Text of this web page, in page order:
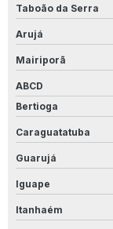
Produto Para
Produto Para
Produto Para
Produto Para
Produto Para
Produto Para
Produto Para
Taboão da Serra
Arujá
Mairiporã
ABCD
Bertioga
Caraguatatuba
Guarujá
Iguape
Itanhaém